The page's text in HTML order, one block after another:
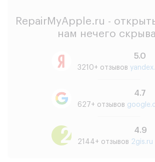
RepairMyApple.ru -
нам нечего
5.0
3210+ отзывов
4.7
627+ отзывов
4.9
2144+ отзывов 2gis.ru